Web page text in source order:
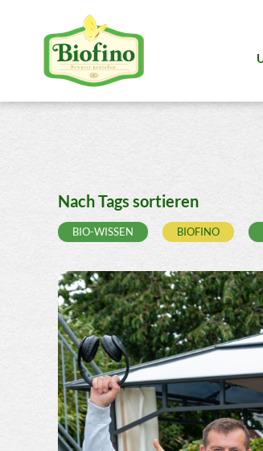
Nach Tags sortieren
BIO-WISSEN BIOFINO